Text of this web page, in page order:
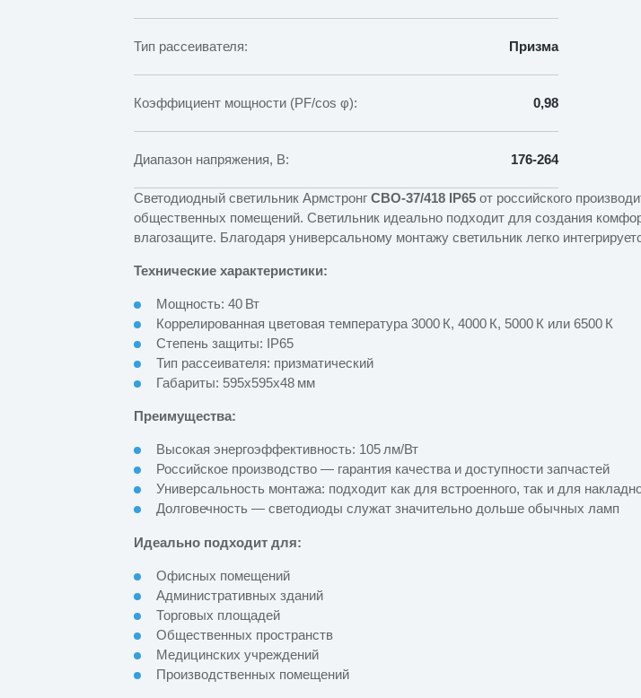
Тип рассеивателя: Призма
Коэффициент мощности (PF/cos φ): 0,98
Диапазон напряжения, В: 176-264
Светодиодный светильник АрмстронгСВО-37/418 IP65 от российского
общественных помещений. Светильник идеально подходит для создания
влагозащите. Благодаря универсальному монтажу светильник легко
Технические характеристики:
Мощность: 40 Вт
Коррелированная цветовая температура 3000 К, 4000 К, 5000 К или 6500 К
Степень защиты: IP65
Тип рассеивателя: призматический
Габариты: 595x595x48 мм
Преимущества:
Высокая энергоэффективность: 105 лм/Вт
Российское производство — гарантия качества и доступности запчастей
Универсальность монтажа: подходит как для встроенного, так и для
Долговечность — светодиоды служат значительно дольше обычных ламп
Идеально подходит для:
Офисных помещений
Административных зданий
Торговых площадей
Общественных пространств
Медицинских учреждений
Производственных помещений